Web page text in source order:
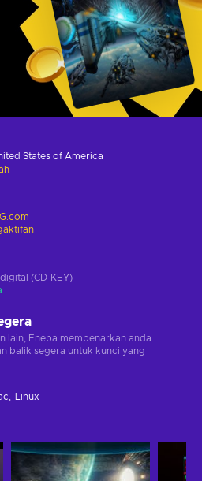
States of America
(CD-KEY)
lain, Eneba membenarkan anda
balik segera untuk kunci yang
Linux